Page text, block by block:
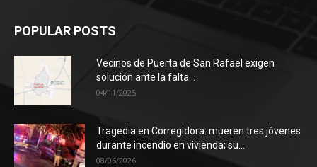
POPULAR POSTS
Vecinos de Puerta de San Rafael exigen
solución ante la falta...
04/11/2025
Tragedia en Corregidora: mueren tres jóvenes
durante incendio en vivienda; su...
08/06/2026